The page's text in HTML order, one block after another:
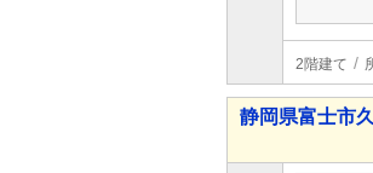
2階建て
静岡県富士市